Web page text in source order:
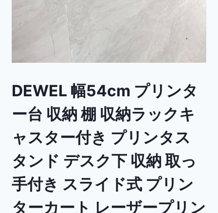
DEWEL 幅54cm プリンタ
ー台 収納 棚 収納ラックキ
ャスター付き プリンタス
タンド デスク下 収納 取っ
手付き スライド式 プリン
ターカート レーザープリン